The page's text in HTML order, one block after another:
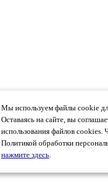
Мы используем файлы cookie
Оставаясь на сайте, вы
использования файлов cookies.
Политикой обработки
нажмите здесь.